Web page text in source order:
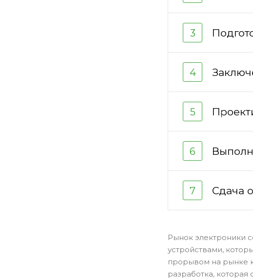
3
4
5
6
7 Сдача
Рынок электроники
устройствами,
прорывом на рынке
разработка,